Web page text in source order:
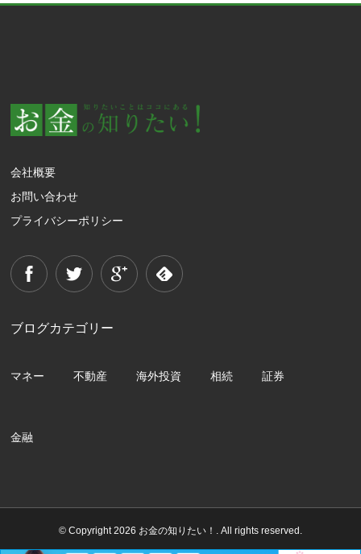
会社概要
お問い合わせ
プライバシーポリシー
ブログカテゴリー
マネー 不動産 海外投資 相続 証券
金融
© Copyright 2026 お金の知りたい！. All rights reserved.